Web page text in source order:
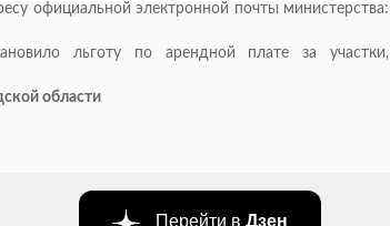
официальной электронной почты министерства:
льготу по арендной плате за участки,
области
Перейти в Дзен